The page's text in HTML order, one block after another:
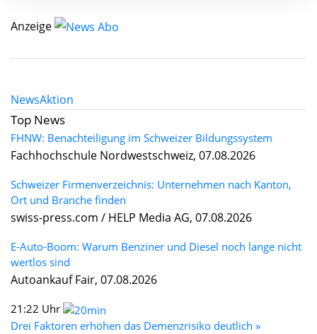
Anzeige
NewsAktion
Top News
FHNW: Benachteiligung im Schweizer Bildungssystem
Fachhochschule Nordwestschweiz, 07.08.2026
Schweizer Firmenverzeichnis: Unternehmen nach Kanton,
Ort und Branche finden
swiss-press.com / HELP Media AG, 07.08.2026
E-Auto-Boom: Warum Benziner und Diesel noch lange nicht
wertlos sind
Autoankauf Fair, 07.08.2026
21:22 Uhr
Drei Faktoren erhöhen das Demenzrisiko deutlich »